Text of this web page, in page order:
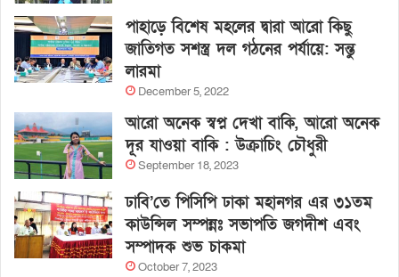
পাহাড়ে বিশেষ মহলের দ্বারা আরো কিছু
জাতিগত সশস্ত্র দল গঠনের পর্যায়ে: সন্তু
লারমা
December 5, 2022
আরো অনেক স্বপ্ন দেখা বাকি, আরো অনেক
দূর যাওয়া বাকি : উক্রাচিং চৌধুরী
September 18, 2023
ঢাবি’তে পিসিপি ঢাকা মহানগর এর ৩১তম
কাউন্সিল সম্পন্নঃ সভাপতি জগদীশ এবং
সম্পাদক শুভ চাকমা
October 7, 2023